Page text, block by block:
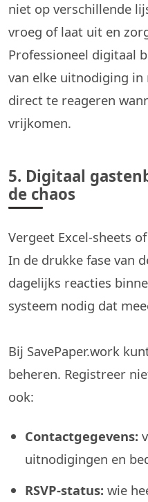
niet op verschillende
vroeg of laat uit en
Professioneel digitaal
van elke uitnodiging
direct te reageren
vrijkomen.
5. Digitaal
de chaos
Vergeet Excel-sheets
In de drukke fase van
dagelijks reacties
systeem nodig dat
Bij SavePaper.work
beheren. Registreer
ook:
Contactgegevens:
uitnodigingen en
RSVP-status: wie